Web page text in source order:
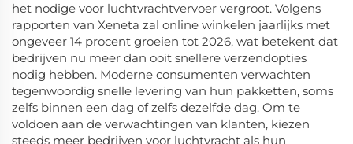
het nodige voor luchtvrachtvervoer vergroot. Volgens
rapporten van Xeneta zal online winkelen jaarlijks met
ongeveer 14 procent groeien tot 2026, wat betekent dat
bedrijven nu meer dan ooit snellere verzendopties
nodig hebben. Moderne consumenten verwachten
tegenwoordig snelle levering van hun pakketten, soms
zelfs binnen een dag of zelfs dezelfde dag. Om te
voldoen aan de verwachtingen van klanten, kiezen
steeds meer bedrijven voor luchtvracht als hun